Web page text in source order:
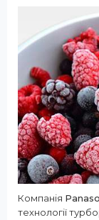
Компанія
технології